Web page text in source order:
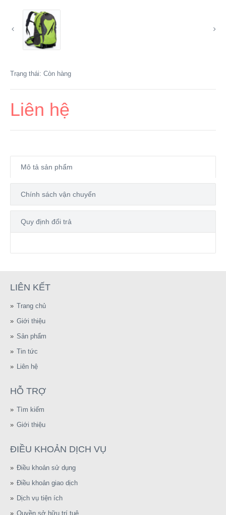
Trạng thái: Còn hàng
Liên hệ
Mô tả sản phẩm
Chính sách vận chuyển
Quy định đổi trả
LIÊN KẾT
Trang chủ
Giới thiệu
Sản phẩm
Tin tức
Liên hệ
HỖ TRỢ
Tìm kiếm
Giới thiệu
ĐIỀU KHOẢN DỊCH VỤ
Điều khoản sử dụng
Điều khoản giao dịch
Dịch vụ tiện ích
Quyền sở hữu trí tuệ